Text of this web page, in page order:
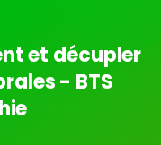
et décupler
- BTS